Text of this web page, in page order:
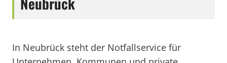
In Neubrück steht der Notfallservice für